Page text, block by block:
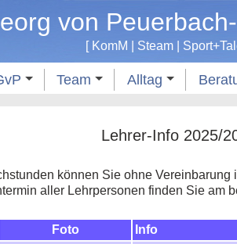
von
[ KomM Steam| Sport+
Team Alltag
Lehrer-Info 2025/
können Sie ohne
aller Lehrpersonen finden Sie am
Foto
Info